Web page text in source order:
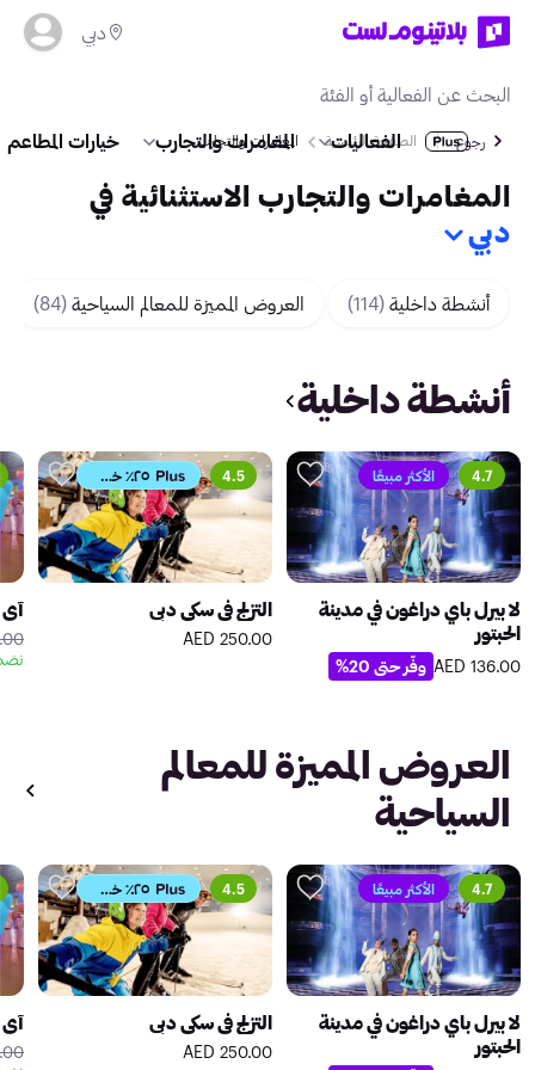
دبي
الفعاليات المغامرات والتجارب خيارات المطاعم رجوع الصفحة الرئيسية المغامرات والتجارب
المغامرات والتجارب الاستثنائية في
دبي
أنشطة داخلية (114) العروض المميزة للمعالم السياحية (84)
أنشطة داخلية
4.7 الأكثر مبيعًا
لا بيرل باي دراغون في مدينة
الحبتور
136.00 AED وفّر حتى 20%
4.5 ٢٥٪ خصم
التزلج في سكي دبي
250.00 AED
آي
AED
العروض المميزة للمعالم
السياحية
4.7 الأكثر مبيعًا
لا بيرل باي دراغون في مدينة
الحبتور
4.5 ٢٥٪ خصم
التزلج في سكي دبي
250.00 AED
آي
AED